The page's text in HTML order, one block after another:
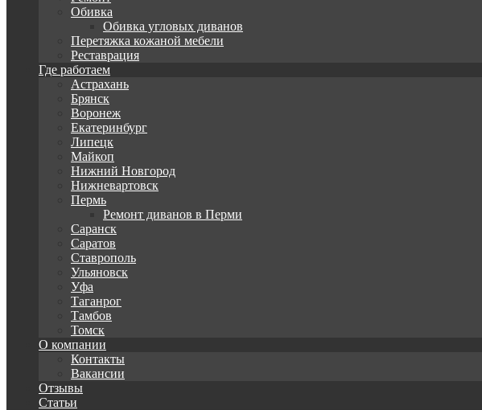
Обивка
Обивка угловых диванов
Перетяжка кожаной мебели
Реставрация
Где работаем
Астрахань
Брянск
Воронеж
Екатеринбург
Липецк
Майкоп
Нижний Новгород
Нижневартовск
Пермь
Ремонт диванов в Перми
Саранск
Саратов
Ставрополь
Ульяновск
Уфа
Таганрог
Тамбов
Томск
О компании
Контакты
Вакансии
Отзывы
Статьи